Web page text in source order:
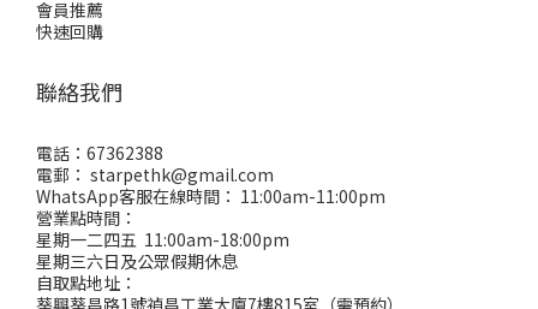
會員推薦
快速回購
聯絡我們
電話：67362388
電郵： starpethk@gmail.com
WhatsApp客服在線時間： 11:00am-11:00pm
營業點時間：
星期一二四五 11:00am-18:00pm
星期三六日及公眾假期休息
自取點地址：